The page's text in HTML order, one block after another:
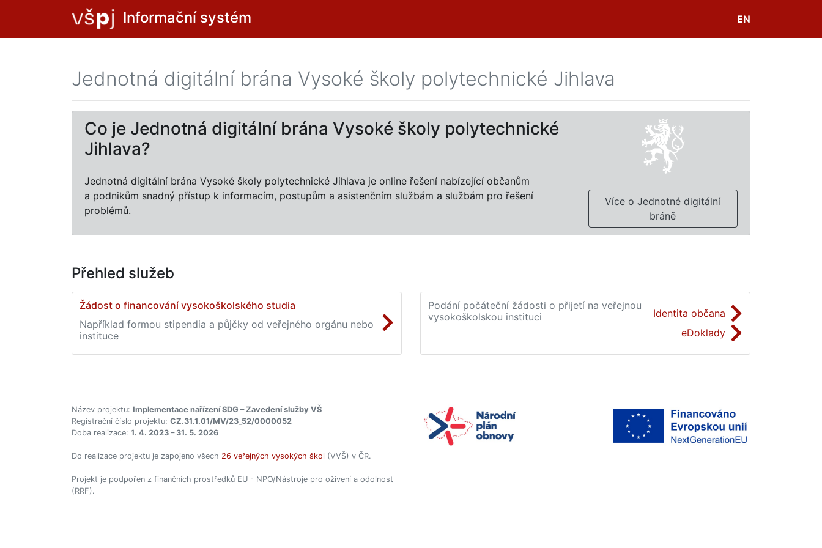
Informační systém EN
Jednotná digitální brána Vysoké školy polytechnické Jihlava
Co je Jednotná digitální brána Vysoké školy polytechnické
Jihlava?
Jednotná digitální brána Vysoké školy polytechnické Jihlava je online řešení nabízející občanům
a podnikům snadný přístup k informacím, postupům a asistenčním službám a službám pro řešení
problémů.
Více o Jednotné digitální
bráně
Přehled služeb
Žádost o financování vysokoškolského studia
Například formou stipendia a půjčky od veřejného orgánu nebo
instituce
Podání počáteční žádosti o přijetí na veřejnou
vysokoškolskou instituci
Identita občana
eDoklady
Název projektu: Implementace nařízení SDG – Zavedení služby VŠ
Registrační číslo projektu: CZ.31.1.01/MV/23_52/0000052
Doba realizace: 1. 4. 2023 – 31. 5. 2026
Do realizace projektu je zapojeno všech 26 veřejných vysokých škol (VVŠ) v ČR.
Projekt je podpořen z finančních prostředků EU - NPO/Nástroje pro oživení a odolnost
(RRF).